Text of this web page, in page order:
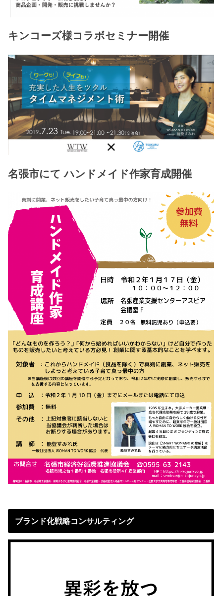
キンコーズ様コラボセミナー開催
名張市にて ハンドメイド作家育成開催
ブランド化戦略コンサルティング